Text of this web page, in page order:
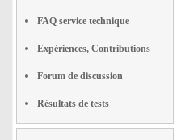
FAQ service technique
Expériences, Contributions
Forum de discussion
Résultats de tests